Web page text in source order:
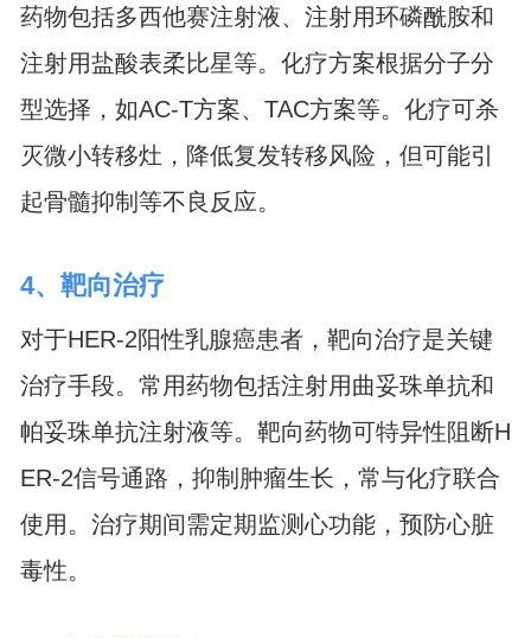
药物包括多西他赛注射液、注射用环磷酰胺和
注射用盐酸表柔比星等。化疗方案根据分子分
型选择，如AC-T方案、TAC方案等。化疗可杀
灭微小转移灶，降低复发转移风险，但可能引
起骨髓抑制等不良反应。
4、靶向治疗
对于HER-2阳性乳腺癌患者，靶向治疗是关键
治疗手段。常用药物包括注射用曲妥珠单抗和
帕妥珠单抗注射液等。靶向药物可特异性阻断H
ER-2信号通路，抑制肿瘤生长，常与化疗联合
使用。治疗期间需定期监测心功能，预防心脏
毒性。